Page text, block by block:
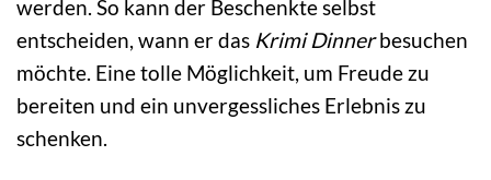
werden. So kann der Beschenkte selbst
entscheiden, wann er das Krimi Dinnerbesuchen
möchte. Eine tolle Möglichkeit, um Freude zu
bereiten und ein unvergessliches Erlebnis zu
schenken.